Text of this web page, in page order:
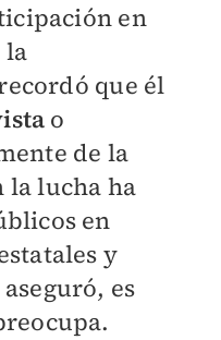
en
la
que él
o
de la
la lucha ha
en
y
es